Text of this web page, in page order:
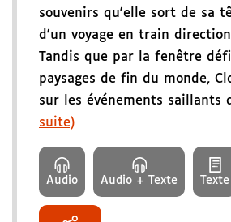
souvenirs qu'elle sort de sa
d'un voyage en train
Tandis que par la fenêtre
paysages de fin du monde,
sur les événements saillants
suite)
Audio Audio + Texte Texte